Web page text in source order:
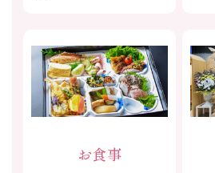
お食事